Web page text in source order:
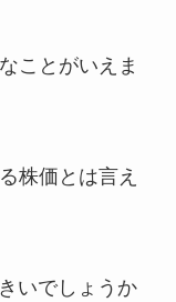
ことがいえま
株価とは言え
いでしょうか